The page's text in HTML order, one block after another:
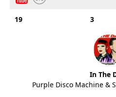
19 3
In The
Purple Disco Machine &